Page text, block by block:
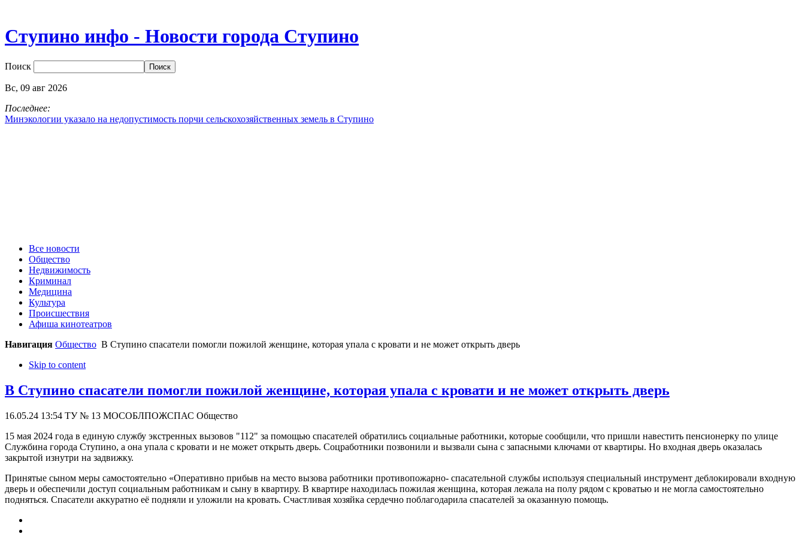
Ступино инфо - Новости города Ступино
Поиск
Вс, 09 авг 2026
Последнее:
Минэкологии указало на недопустимость порчи сельскохозяйственных земель в Ступино
Все новости
Общество
Недвижимость
Криминал
Медицина
Культура
Происшествия
Афиша кинотеатров
Навигация Общество В Ступино спасатели помогли пожилой женщине, которая упала с кровати и не может открыть дверь
Skip to content
В Ступино спасатели помогли пожилой женщине, которая упала с кровати и не может открыть дверь
16.05.24 13:54 ТУ № 13 МОСОБЛПОЖСПАС Общество
15 мая 2024 года в единую службу экстренных вызовов "112" за помощью спасателей обратились социальные работники, которые сообщили, что пришли навестить пенсионерку по улице
Службина города Ступино, а она упала с кровати и не может открыть дверь. Соцработники позвонили и вызвали сына с запасными ключами от квартиры. Но входная дверь оказалась
закрытой изнутри на задвижку.
Принятые сыном меры самостоятельно «Оперативно прибыв на место вызова работники противопожарно- спасательной службы используя специальный инструмент деблокировали входную
дверь и обеспечили доступ социальным работникам и сыну в квартиру. В квартире находилась пожилая женщина, которая лежала на полу рядом с кроватью и не могла самостоятельно
подняться. Спасатели аккуратно её подняли и уложили на кровать. Счастливая хозяйка сердечно поблагодарила спасателей за оказанную помощь.